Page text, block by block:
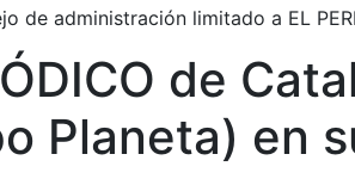
de administración limitado a EL
de
Planeta) en